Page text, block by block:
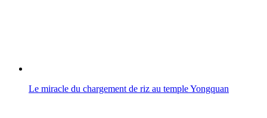
Le miracle du chargement de riz au temple Yongquan